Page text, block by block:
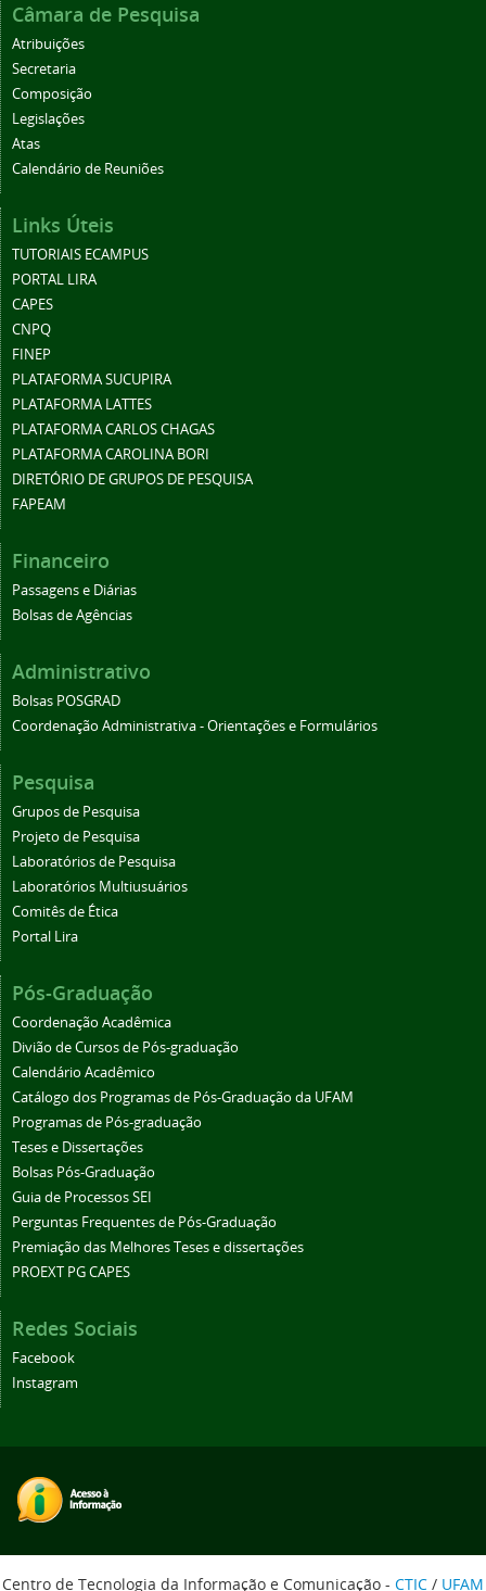
Câmara de Pesquisa
Atribuições
Secretaria
Composição
Legislações
Atas
Calendário de Reuniões
Links Úteis
TUTORIAIS ECAMPUS
PORTAL LIRA
CAPES
CNPQ
FINEP
PLATAFORMA SUCUPIRA
PLATAFORMA LATTES
PLATAFORMA CARLOS CHAGAS
PLATAFORMA CAROLINA BORI
DIRETÓRIO DE GRUPOS DE PESQUISA
FAPEAM
Financeiro
Passagens e Diárias
Bolsas de Agências
Administrativo
Bolsas POSGRAD
Coordenação Administrativa - Orientações e Formulários
Pesquisa
Grupos de Pesquisa
Projeto de Pesquisa
Laboratórios de Pesquisa
Laboratórios Multiusuários
Comitês de Ética
Portal Lira
Pós-Graduação
Coordenação Acadêmica
Divião de Cursos de Pós-graduação
Calendário Acadêmico
Catálogo dos Programas de Pós-Graduação da UFAM
Programas de Pós-graduação
Teses e Dissertações
Bolsas Pós-Graduação
Guia de Processos SEI
Perguntas Frequentes de Pós-Graduação
Premiação das Melhores Teses e dissertações
PROEXT PG CAPES
Redes Sociais
Facebook
Instagram
Centro de Tecnologia da Informação e Comunicação - CTIC / UFAM